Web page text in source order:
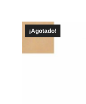
¡Agotado!